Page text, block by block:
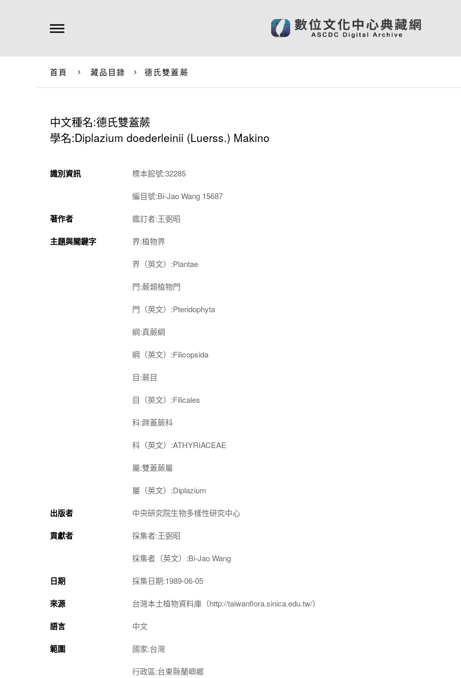
首頁 藏品目錄 德氏雙蓋蕨
中文種名:德氏雙蓋蕨
學名:Diplazium doederleinii (Luerss.) Makino
識別資訊 標本館號:32285
編目號:Bi-Jao Wang 15687
著作者 鑑訂者:王弼昭
主題與關鍵字 界:植物界
界（英文）:Plantae
門:蕨類植物門
門（英文）:Pteridophyta
綱:真蕨綱
綱（英文）:Filicopsida
目:蕨目
目（英文）:Filicales
科:蹄蓋蕨科
科（英文）:ATHYRIACEAE
屬:雙蓋蕨屬
屬（英文）:Diplazium
出版者 中央研究院生物多樣性研究中心
貢獻者 採集者:王弼昭
採集者（英文）:Bi-Jao Wang
日期 採集日期:1989-06-05
來源 台灣本土植物資料庫（http://taiwanflora.sinica.edu.tw/）
語言 中文
範圍 國家:台灣
行政區:台東縣蘭嶼鄉